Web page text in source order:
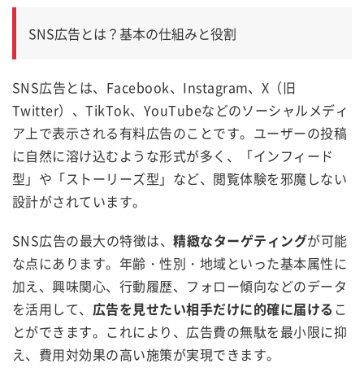
SNS広告とは？基本の仕組みと役割
SNS広告とは、Facebook、Instagram、X（旧
Twitter）、TikTok、YouTubeなどのソーシャルメディ
ア上で表示される有料広告のことです。ユーザーの投稿
に自然に溶け込むような形式が多く、「インフィード
型」や「ストーリーズ型」など、閲覧体験を邪魔しない
設計がされています。
SNS広告の最大の特徴は、精緻なターゲティングが可能
な点にあります。年齢・性別・地域といった基本属性に
加え、興味関心、行動履歴、フォロー傾向などのデータ
を活用して、 広告を見せたい相手だけに的確に届ける こ
とができます。これにより、広告費の無駄を最小限に抑
え、費用対効果の高い施策が実現できます。